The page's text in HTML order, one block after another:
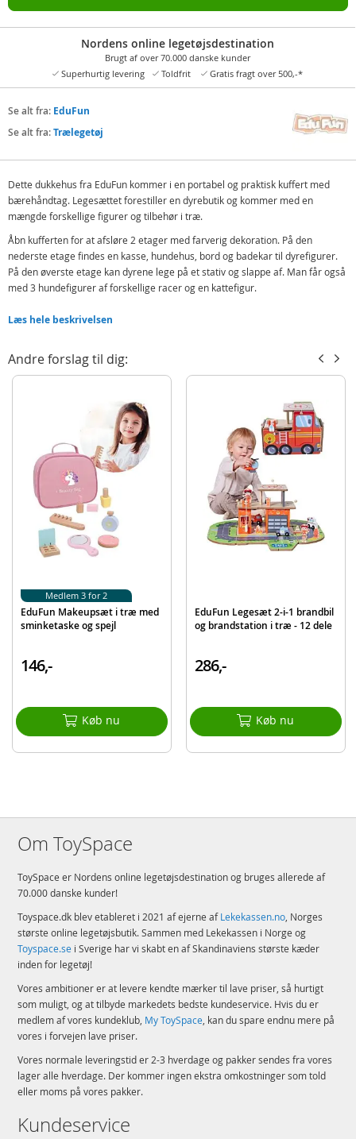
Nordens online legetøjsdestination
Brugt af over 70.000 danske kunder
Superhurtig levering
Toldfrit Gratis fragt over 500,-*
Se alt fra: EduFun
Se alt fra:Trælegetøj
Dette dukkehus fra EduFun kommer i en portabel og praktisk kuffert med
bærehåndtag. Legesættet forestiller en dyrebutik og kommer med en
mængde forskellige figurer og tilbehør i træ.
Åbn kufferten for at afsløre 2 etager med farverig dekoration. På den
nederste etage findes en kasse, hundehus, bord og badekar til dyrefigurer.
På den øverste etage kan dyrene lege på et stativ og slappe af. Man får også
med 3 hundefigurer af forskellige racer og en kattefigur.
Dyrefigurer og tilbehør i træ
Detaljer:
Produktdetaljer
6942397341721
Læs hele beskrivelsen
Andre forslag til dig:
EduFun Makeupsæt i træ med
sminketaske og spejl
146,-
Køb nu
Medlem 3 for 2
EduFun Legesæt 2-i-1 brandbil
og brandstation i træ - 12 dele
286,-
Køb nu
Om ToySpace
ToySpace er Nordens online legetøjsdestination og bruges allerede af
70.000 danske kunder!
Toyspace.dk blev etableret i 2021 af ejerne afLekekassen.no, Norges
største online legetøjsbutik. Sammen med Lekekassen i Norge og
Toyspace.se i Sverige har vi skabt en af Skandinaviens største kæder
inden for legetøj!
Vores ambitioner er at levere kendte mærker til lave priser, så hurtigt
som muligt, og at tilbyde markedets bedste kundeservice. Hvis du er
medlem af vores kundeklub, My ToySpace, kan du spare endnu mere på
vores i forvejen lave priser.
Vores normale leveringstid er 2-3 hverdage og pakker sendes fra vores
lager alle hverdage. Der kommer ingen ekstra omkostninger som told
eller moms på vores pakker.
Kundeservice